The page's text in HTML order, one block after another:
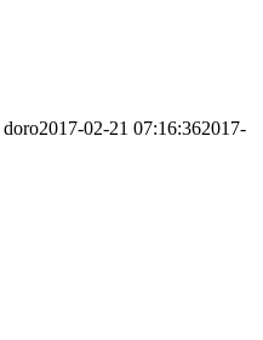
doro2017-02-21 07:16:362017-